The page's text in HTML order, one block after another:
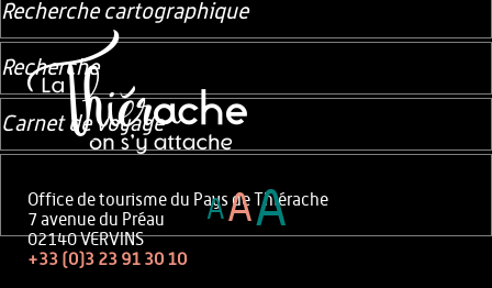
Office de tourisme du Pays de Thiérache
7 avenue du Préau
02140 VERVINS
+33 (0)3 23 91 30 10
Recherche cartographique
Recherche
Carnet de voyage
AAA